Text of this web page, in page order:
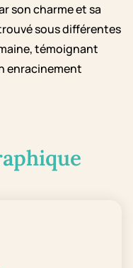
son charme et sa
sous différentes
témoignant
enracinement